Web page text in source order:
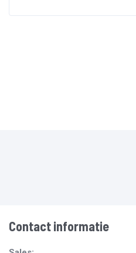
Contact informatie